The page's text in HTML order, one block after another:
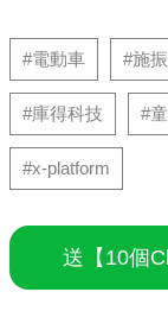
#電動車 #施
#庫得科技 #
#x-platform
送【10個